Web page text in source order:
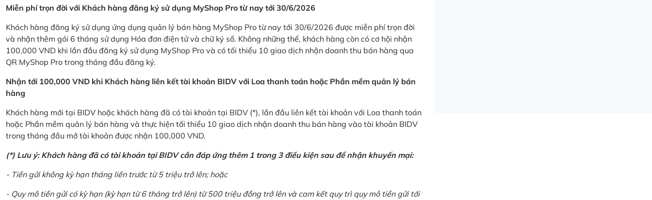
Miễn phí trọn đời với Khách hàng đăng ký sử dụng MyShop Pro từ nay tới 30/6/2026
Khách hàng đăng ký sử dụng ứng dụng quản lý bán hàng MyShop Pro từ nay tới 30/6/2026 được miễn phí trọn đời
và nhận thêm gói 6 tháng sử dụng Hóa đơn điện tử và chữ ký số. Không những thế, khách hàng còn có cơ hội nhận
100,000 VND khi lần đầu đăng ký sử dụng MyShop Pro và có tối thiểu 10 giao dịch nhận doanh thu bán hàng qua
QR MyShop Pro trong tháng đầu đăng ký.
Nhận tới 100,000 VND khi Khách hàng liên kết tài khoản BIDV với Loa thanh toán hoặc Phần mềm quản lý bán
hàng
Khách hàng mới tại BIDV hoặc khách hàng đã có tài khoản tại BIDV (*), lần đầu liên kết tài khoản với Loa thanh toán
hoặc Phần mềm quản lý bán hàng và thực hiện tối thiểu 10 giao dịch nhận doanh thu bán hàng vào tài khoản BIDV
trong tháng đầu mở tài khoản được nhận 100,000 VND.
(*) Lưu ý: Khách hàng đã có tài khoản tại BIDV cần đáp ứng thêm 1 trong 3 điều kiện sau để nhận khuyến mại:
- Tiền gửi không kỳ hạn tháng liền trước từ 5 triệu trở lên; hoặc
- Quy mô tiền gửi có kỳ hạn (kỳ hạn từ 6 tháng trở lên) từ 500 triệu đồng trở lên và cam kết quy trì quy mô tiền gửi tới